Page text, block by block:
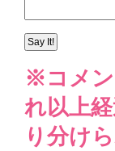
※コメン
れ以上
り分け